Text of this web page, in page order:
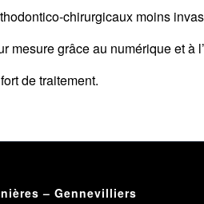
chirurgicaux moins
mesure grâce au numérique et à
de traitement.
– Gennevilliers